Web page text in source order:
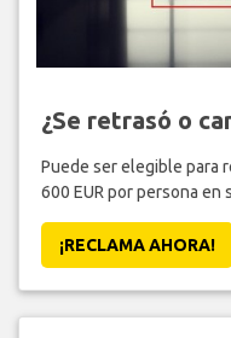
¿Se retrasó o
Puede ser elegible para
600 EUR por persona en
¡RECLAMA AHORA!